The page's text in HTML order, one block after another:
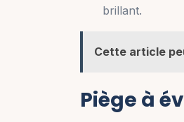
brillant.
Cette article
Piège à